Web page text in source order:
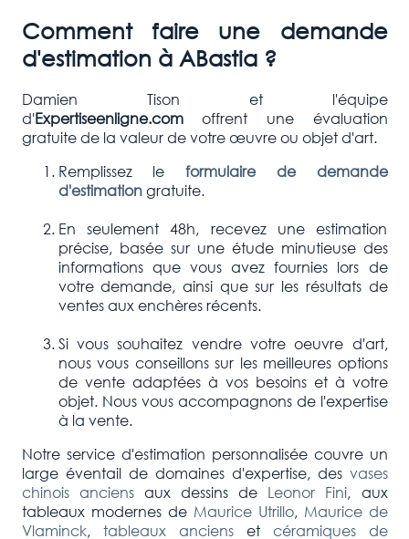
Comment faire une demande
d'estimation à ABastia ?
Damien Tison et l'équipe
d'Expertiseenligne.comoffrent une évaluation
gratuite de la valeur de votre œuvre ou objet d'art.
Remplissez le formulaire de demande
d'estimationgratuite.
En seulement 48h, recevez une estimation
précise, basée sur une étude minutieuse des
informations que vous avez fournies lors de
votre demande, ainsi que sur les résultats de
ventes aux enchères récents.
Si vous souhaitez vendre votre oeuvre d'art,
nous vous conseillons sur les meilleures options
de vente adaptées à vos besoins et à votre
objet. Nous vous accompagnons de l'expertise
à la vente.
Notre service d'estimation personnalisée couvre un
large éventail de domaines d'expertise, des vases
chinois anciensaux dessins de Leonor Fini, aux
tableaux modernes de Maurice Utrillo, Maurice de
Vlaminck,tableaux ancienset céramiques de